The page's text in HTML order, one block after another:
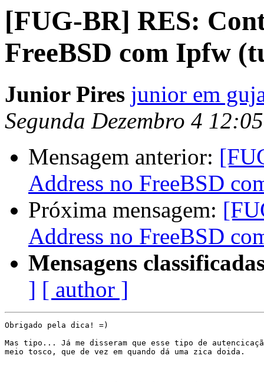
[FUG-BR] RES:
FreeBSD com Ipfw
Junior Pires junior em
Segunda Dezembro 4
Mensagem anterior:
Address no FreeBSD
Próxima mensagem:
Address no FreeBSD
Mensagens
] [ author ]
Obrigado pela dica! =)
Mas tipo... Já me disseram que esse tipo de
meio tosco, que de vez em quando dá uma zica doida.